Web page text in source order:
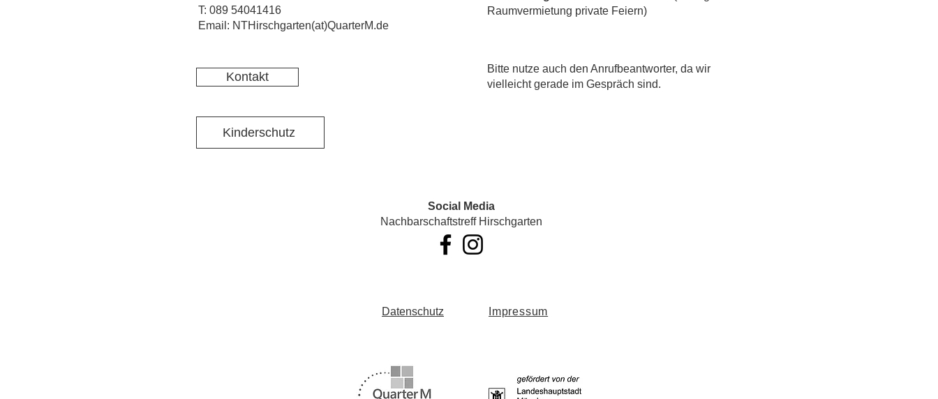
T: 089 54041416
Email: NTHirschgarten(at)QuarterM.de
Kontakt
Raumvermietung private Feiern)
​Bitte nutze auch den Anrufbeantworter, da wir
vielleicht gerade im Gespräch sind.
Kinderschutz
Social Media
Nachbarschaftstreff Hirschgarten
Datenschutz Impressum